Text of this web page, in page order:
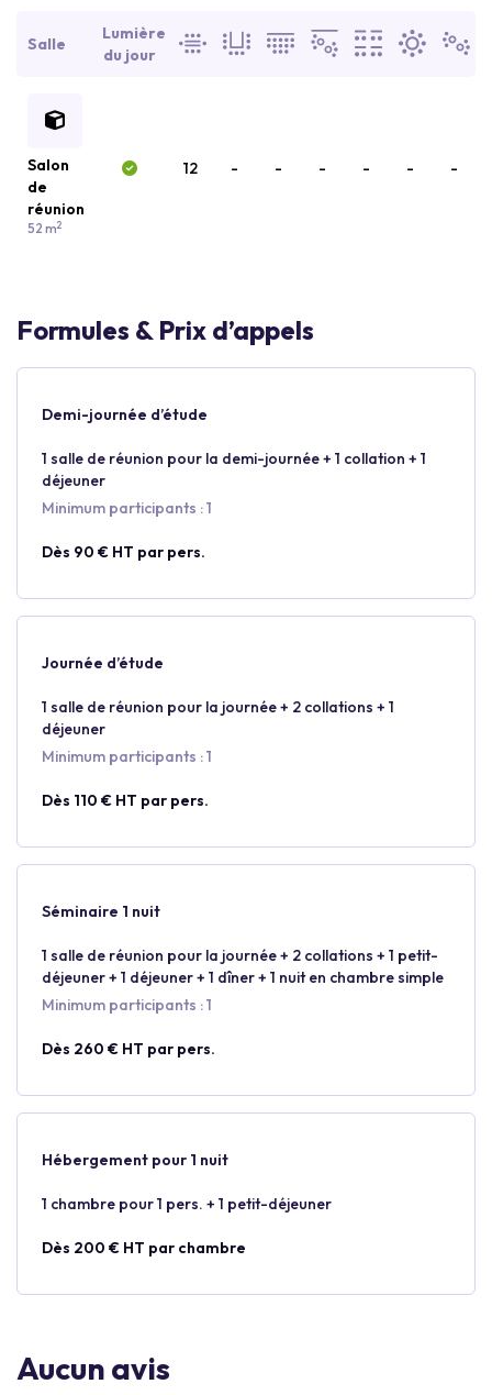
Salle
Lumière
du jour
Salon
de
réunion
52 m2
12 - - - - - -
Formules & Prix d’appels
Demi-journée d’étude
1 salle de réunion pour la demi-journée + 1 collation + 1
déjeuner
Minimum participants : 1
Dès 90 € HT par pers.
Journée d’étude
1 salle de réunion pour la journée + 2 collations + 1
déjeuner
Minimum participants : 1
Dès 110 € HT par pers.
Séminaire 1 nuit
1 salle de réunion pour la journée + 2 collations + 1 petit-
déjeuner + 1 déjeuner + 1 dîner + 1 nuit en chambre simple
Minimum participants : 1
Dès 260 € HT par pers.
Hébergement pour 1 nuit
1 chambre pour 1 pers. + 1 petit-déjeuner
Dès 200 € HT par chambre
Aucun avis